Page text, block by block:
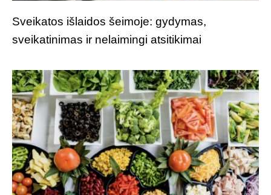
Sveikatos išlaidos šeimoje: gydymas,
sveikatinimas ir nelaimingi atsitikimai